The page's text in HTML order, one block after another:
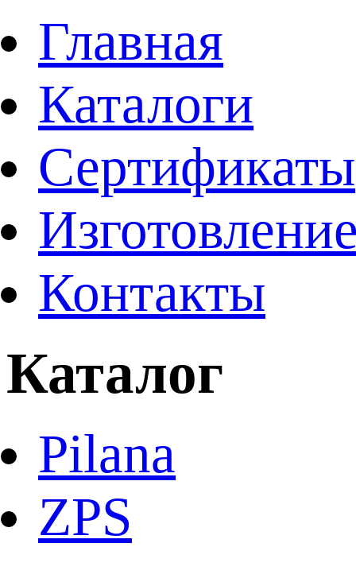
Главная
Каталоги
Сертификаты
Контакты
Каталог
Pilana
ZPS